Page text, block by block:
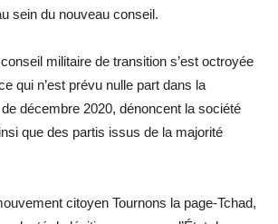
sein du nouveau conseil.
militaire de transition s’est octroyée
qui n’est prévu nulle part dans la
décembre 2020, dénoncent la société
que des partis issus de la majorité
citoyen Tournons la page-Tchad,